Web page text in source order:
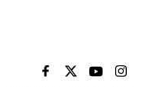
EL PAÍS BRASIL EN
EL PAÍSEL PAÍS
EL